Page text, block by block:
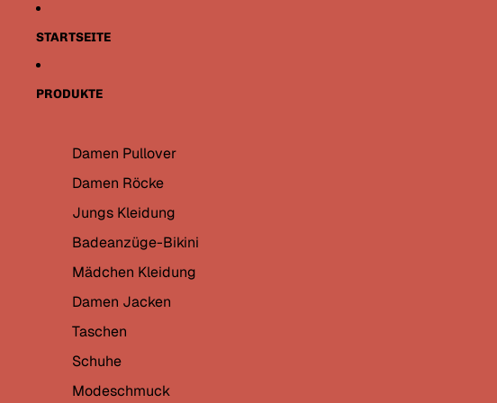
STARTSEITE
PRODUKTE
Damen Pullover
Damen Röcke
Jungs Kleidung
Badeanzüge-Bikini
Mädchen Kleidung
Damen Jacken
Taschen
Schuhe
Modeschmuck